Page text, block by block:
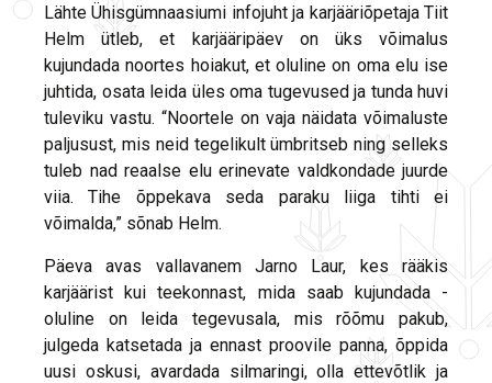
Lähte Ühisgümnaasiumi infojuht ja karjääriõpetaja Tiit
Helm ütleb, et karjääripäev on üks võimalus
kujundada noortes hoiakut, et oluline on oma elu ise
juhtida, osata leida üles oma tugevused ja tunda huvi
tuleviku vastu. “Noortele on vaja näidata võimaluste
paljusust, mis neid tegelikult ümbritseb ning selleks
tuleb nad reaalse elu erinevate valdkondade juurde
viia. Tihe õppekava seda paraku liiga tihti ei
võimalda,” sõnab Helm.
Päeva avas vallavanem Jarno Laur, kes rääkis
karjäärist kui teekonnast, mida saab kujundada -
oluline on leida tegevusala, mis rõõmu pakub,
julgeda katsetada ja ennast proovile panna, õppida
uusi oskusi, avardada silmaringi, olla ettevõtlik ja